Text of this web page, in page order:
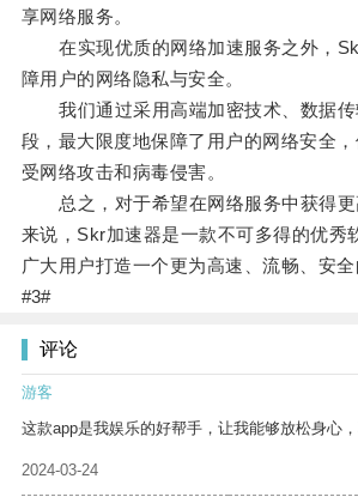
享网络服务。
在实现优质的网络加速服务之外，
障用户的网络隐私与安全。
我们通过采用高端加密技术、数据传
段，最大限度地保障了用户的网络安全
受网络攻击和病毒侵害。
总之，对于希望在网络服务中获得更
来说，Skr加速器是一款不可多得的优秀
广大用户打造一个更为高速、流畅、安全
#3#
评论
游客
这款app是我娱乐的好帮手，让我能够放松身心，
2024-03-24